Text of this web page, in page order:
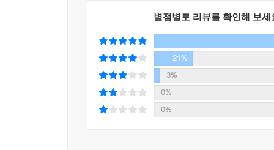
일상을 위협하는 새로운 악의 메커니즘
15년 전 납치되었던 피해자 사만타 안드레티가
생각한 사만타의 부모는 사립 탐정 브루노 젠
못했었다. 브루노는 사만타가 돌아온 지금이
별점별로 리뷰를 확인해 보세
21%
3%
0%
0%